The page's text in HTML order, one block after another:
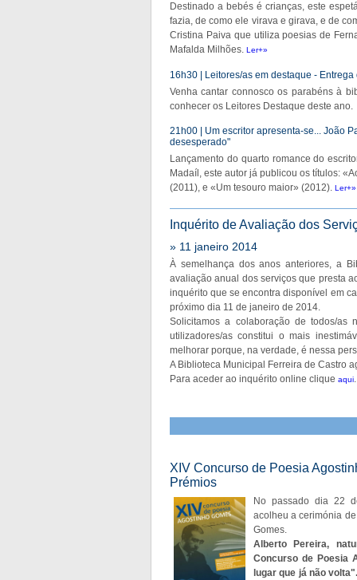
Destinado a bebés é crianças, este
fazia, de como ele virava e girava, e de
Cristina Paiva que utiliza poesias de
Mafalda Milhões. Ler+»
16h30 | Leitores/as em destaque -
Venha cantar connosco os parabéns à
conhecer os Leitores Destaque deste ano.
21h00 | Um escritor apresenta-se... João
desesperado"
Lançamento do quarto romance do
Madaíl, este autor já publicou os títulos:
(2011), e «Um tesouro maior» (2012). Ler+»
Inquérito de Avaliação dos
» 11 janeiro 2014
À semelhança dos anos anteriores, a
avaliação anual dos serviços que presta
inquérito que se encontra disponível em
próximo dia 11 de janeiro de 2014.
Solicitamos a colaboração de todos/as
utilizadores/as constitui o mais
melhorar porque, na verdade, é nessa
A Biblioteca Municipal Ferreira de Castro
Para aceder ao inquérito online clique aqui.
XIV Concurso de Poesia
Prémios
No passado dia 22
acolheu a cerimónia
Gomes.
Alberto Pereira,
Concurso de Poesia
lugar que já não